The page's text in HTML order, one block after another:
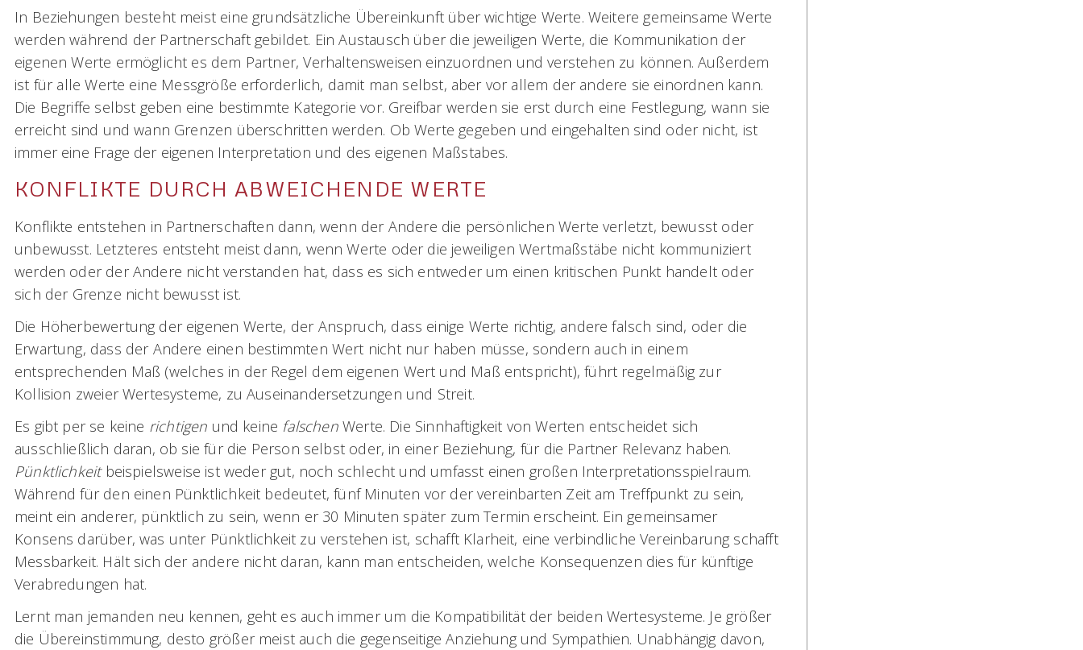
In Beziehungen besteht meist eine grundsätzliche Übereinkunft über wichtige Werte. Weitere gemeinsame Werte
werden während der Partnerschaft gebildet. Ein Austausch über die jeweiligen Werte, die Kommunikation der
eigenen Werte ermöglicht es dem Partner, Verhaltensweisen einzuordnen und verstehen zu können. Außerdem
ist für alle Werte eine Messgröße erforderlich, damit man selbst, aber vor allem der andere sie einordnen kann.
Die Begriffe selbst geben eine bestimmte Kategorie vor. Greifbar werden sie erst durch eine Festlegung, wann sie
erreicht sind und wann Grenzen überschritten werden. Ob Werte gegeben und eingehalten sind oder nicht, ist
immer eine Frage der eigenen Interpretation und des eigenen Maßstabes.
KONFLIKTE DURCH ABWEICHENDE WERTE
Konflikte entstehen in Partnerschaften dann, wenn der Andere die persönlichen Werte verletzt, bewusst oder
unbewusst. Letzteres entsteht meist dann, wenn Werte oder die jeweiligen Wertmaßstäbe nicht kommuniziert
werden oder der Andere nicht verstanden hat, dass es sich entweder um einen kritischen Punkt handelt oder
sich der Grenze nicht bewusst ist.
Die Höherbewertung der eigenen Werte, der Anspruch, dass einige Werte richtig, andere falsch sind, oder die
Erwartung, dass der Andere einen bestimmten Wert nicht nur haben müsse, sondern auch in einem
entsprechenden Maß (welches in der Regel dem eigenen Wert und Maß entspricht), führt regelmäßig zur
Kollision zweier Wertesysteme, zu Auseinandersetzungen und Streit.
Es gibt per se keine richtigen und keine falschenWerte. Die Sinnhaftigkeit von Werten entscheidet sich
ausschließlich daran, ob sie für die Person selbst oder, in einer Beziehung, für die Partner Relevanz haben.
Pünktlichkeitbeispielsweise ist weder gut, noch schlecht und umfasst einen großen Interpretationsspielraum.
Während für den einen Pünktlichkeit bedeutet, fünf Minuten vor der vereinbarten Zeit am Treffpunkt zu sein,
meint ein anderer, pünktlich zu sein, wenn er 30 Minuten später zum Termin erscheint. Ein gemeinsamer
Konsens darüber, was unter Pünktlichkeit zu verstehen ist, schafft Klarheit, eine verbindliche Vereinbarung schafft
Messbarkeit. Hält sich der andere nicht daran, kann man entscheiden, welche Konsequenzen dies für künftige
Verabredungen hat.
Lernt man jemanden neu kennen, geht es auch immer um die Kompatibilität der beiden Wertesysteme. Je größer
die Übereinstimmung, desto größer meist auch die gegenseitige Anziehung und Sympathien. Unabhängig davon,